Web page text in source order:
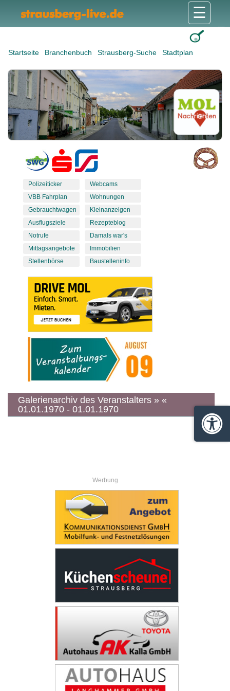
Startseite Branchenbuch Strausberg-Suche Stadtplan
☰
Polizeiticker
VBB Fahrplan
Gebrauchtwagen
Ausflugsziele
Notrufe
Mittagsangebote
Stellenbörse
Webcams
Wohnungen
Kleinanzeigen
Rezepteblog
Damals war's
Immobilien
Baustelleninfo
Galerienarchiv des Veranstalters » «
01.01.1970 - 01.01.1970
Werbung